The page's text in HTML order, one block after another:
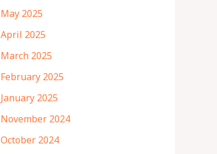
May 2025
April 2025
March 2025
February 2025
January 2025
November 2024
October 2024